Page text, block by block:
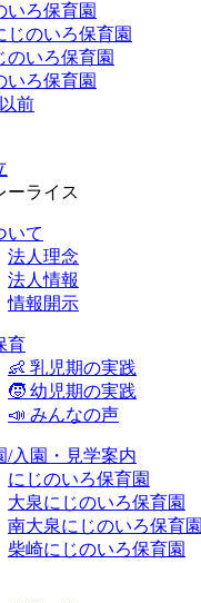
いろ保育園
じのいろ保育園
のいろ保育園
いろ保育園
前
ーライス
いて
法人理念
法人情報
情報開示
育
👶 乳児期の実践
🧒 幼児期の実践
📣 みんなの声
/入園・見学案内
にじのいろ保育園
大泉にじのいろ保育園
南大泉にじのいろ保育園
柴崎にじのいろ保育園